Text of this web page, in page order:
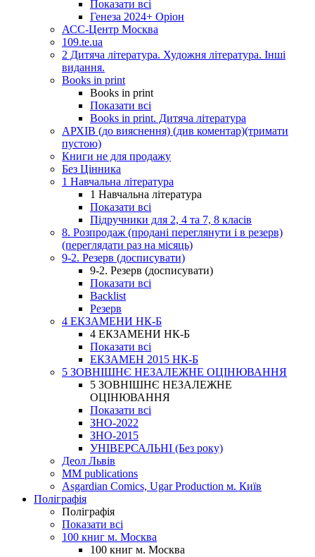
Показати всі
Генеза 2024+ Оріон
АСС-Центр Москва
109.te.ua
2 Дитяча література. Художня література. Інші
видання.
Books in print
Books in print
Показати всі
Books in print. Дитяча література
АРХІВ (до вияснення) (див коментар)(тримати
пустою)
Книги не для продажу
Без Цінника
1 Навчальна література
1 Навчальна література
Показати всі
Підручники для 2, 4 та 7, 8 класів
8. Розпродаж (продані переглянути і в резерв)
(переглядати раз на місяць)
9-2. Резерв (досписувати)
9-2. Резерв (досписувати)
Показати всі
Backlist
Резерв
4 ЕКЗАМЕНИ НК-Б
4 ЕКЗАМЕНИ НК-Б
Показати всі
ЕКЗАМЕН 2015 НК-Б
5 ЗОВНІШНЄ НЕЗАЛЕЖНЕ ОЦІНЮВАННЯ
5 ЗОВНІШНЄ НЕЗАЛЕЖНЕ
ОЦІНЮВАННЯ
Показати всі
ЗНО-2022
ЗНО-2015
УНІВЕРСАЛЬНІ (Без року)
Деол Львів
MM publications
Asgardian Comics, Ugar Production м. Київ
Поліграфія
Поліграфія
Показати всі
100 книг м. Москва
100 книг м. Москва